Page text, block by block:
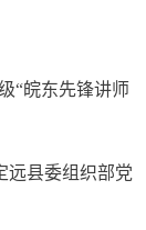
“皖东先锋讲师
远县委组织部党